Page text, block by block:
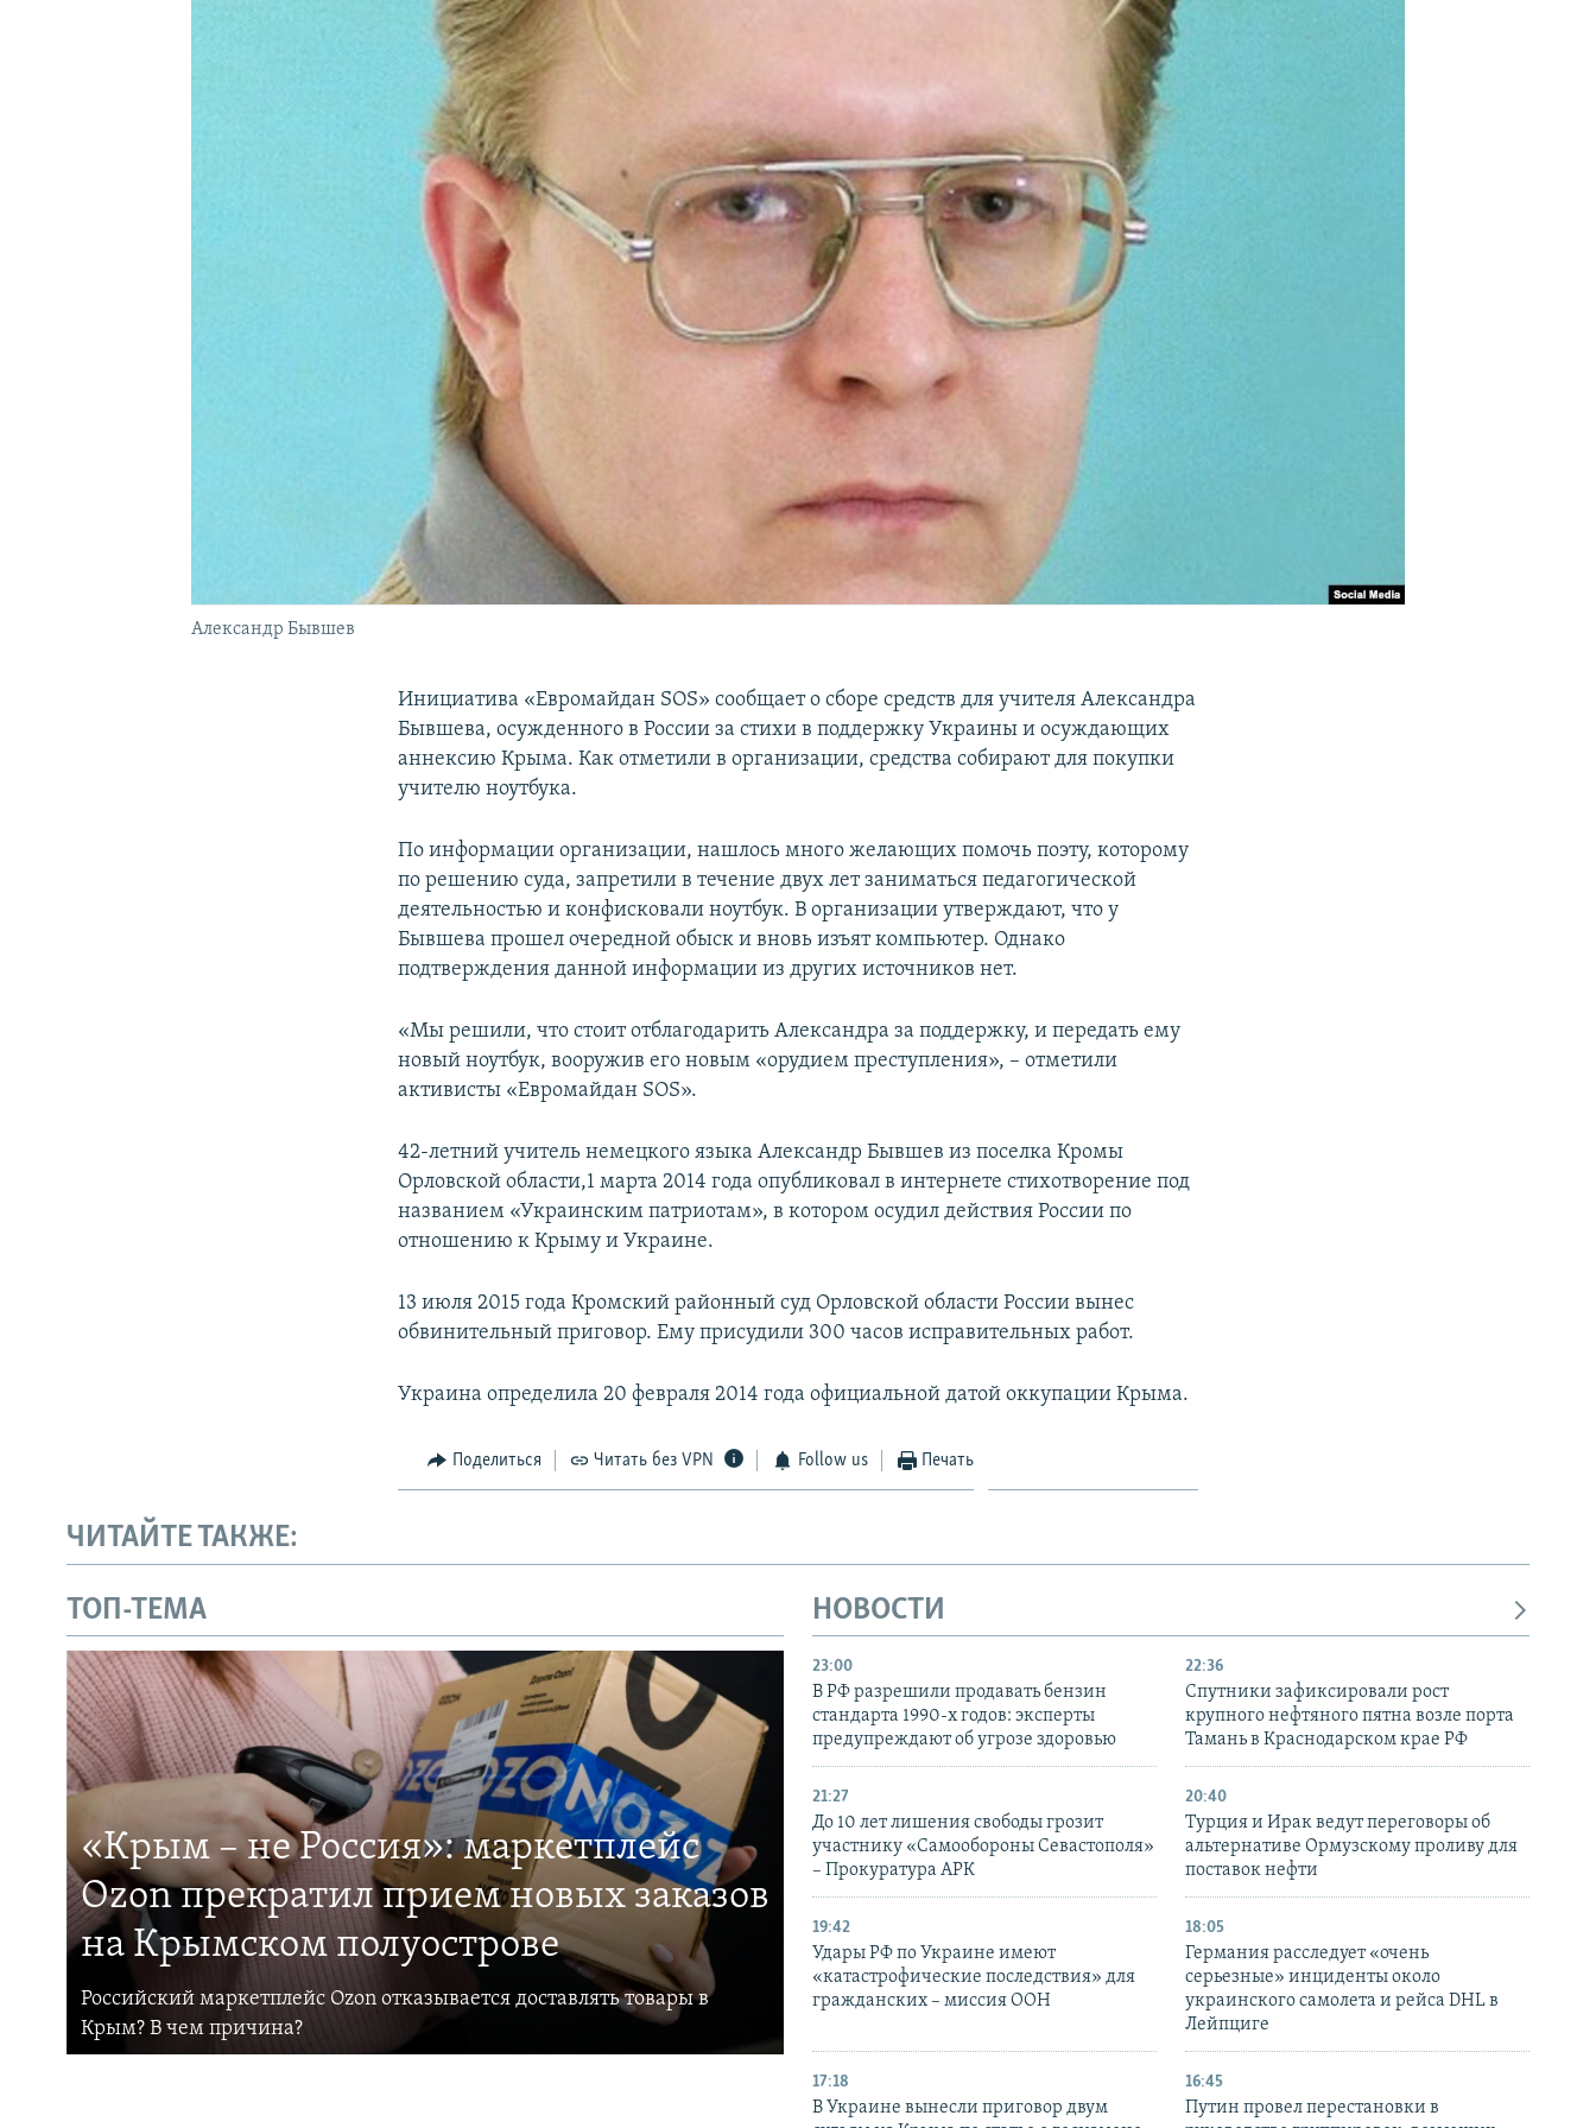
Александр Бывшев
Инициатива «Евромайдан SOS» сообщает о сборе средств для учителя Александра
Бывшева, осужденного в России за стихи в поддержку Украины и осуждающих
аннексию Крыма. Как отметили в организации, средства собирают для покупки
учителю ноутбука.
По информации организации, нашлось много желающих помочь поэту, которому
по решению суда, запретили в течение двух лет заниматься педагогической
деятельностью и конфисковали ноутбук. В организации утверждают, что у
Бывшева прошел очередной обыск и вновь изъят компьютер. Однако
подтверждения данной информации из других источников нет.
«Мы решили, что стоит отблагодарить Александра за поддержку, и передать ему
новый ноутбук, вооружив его новым «орудием преступления», – отметили
активисты «Евромайдан SOS».
42-летний учитель немецкого языка Александр Бывшев из поселка Кромы
Орловской области,1 марта 2014 года опубликовал в интернете стихотворение под
названием «Украинским патриотам», в котором осудил действия России по
отношению к Крыму и Украине.
13 июля 2015 года Кромский районный суд Орловской области России вынес
обвинительный приговор. Ему присудили 300 часов исправительных работ.
Украина определила 20 февраля 2014 года официальной датой оккупации Крыма.
Поделиться Читать без VPN Follow us Печать
ЧИТАЙТЕ ТАКЖЕ:
ТОП-ТЕМА
«Крым – не Россия»: маркетплейс
Ozon прекратил прием новых заказов
на Крымском полуострове
Российский маркетплейс Ozon отказывается доставлять товары в
Крым? В чем причина?
НОВОСТИ
23:00
В РФ разрешили продавать бензин
стандарта 1990-х годов: эксперты
предупреждают об угрозе здоровью
22:36
Спутники зафиксировали рост
крупного нефтяного пятна возле порта
Тамань в Краснодарском крае РФ
21:27
До 10 лет лишения свободы грозит
участнику «Самообороны Севастополя»
– Прокуратура АРК
20:40
Турция и Ирак ведут переговоры об
альтернативе Ормузскому проливу для
поставок нефти
19:42
Удары РФ по Украине имеют
«катастрофические последствия» для
гражданских – миссия ООН
18:05
Германия расследует «очень
серьезные» инциденты около
украинского самолета и рейса DHL в
Лейпциге
17:18
В Украине вынесли приговор двум
16:45
Путин провел перестановки в